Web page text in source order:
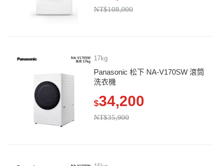
NT$108,000
17kg
Panasonic 松下 NA-V170SW 滾筒
洗衣機
$34,200
NT$35,900